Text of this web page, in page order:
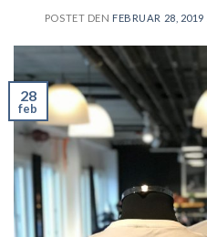
POSTET DEN FEBRUAR 28, 2019
28
feb